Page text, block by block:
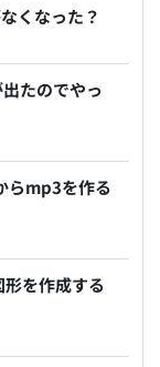
くなった？
たのでやっ
らmp3を作る
を作成する